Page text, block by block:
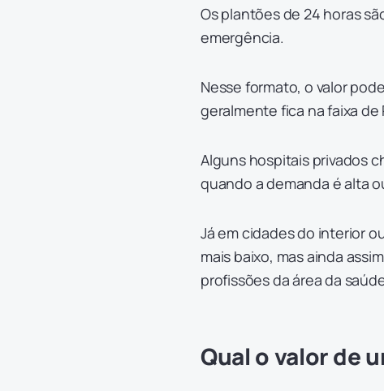
Os plantões de 24 horas
emergência.
Nesse formato, o valor
geralmente fica na faixa de
Alguns hospitais privados
quando a demanda é alta
Já em cidades do interior
mais baixo, mas ainda
profissões da área da
Qual o valor de